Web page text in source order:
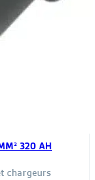
320 AH
chargeurs